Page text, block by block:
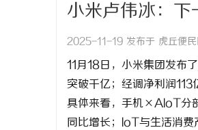
小米卢伟冰：
2025-11-19 发布于 虎丘便民
11月18日，小米集团发布
突破千亿；经调净利润
具体来看，手机×AIoT分
同比增长；IoT与生活消